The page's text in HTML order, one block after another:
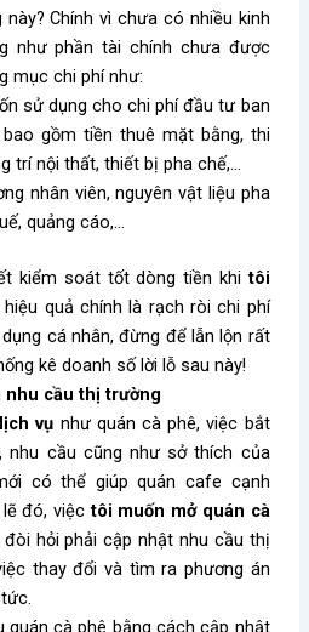
Chính vì chưa có nhiều kinh
như phần tài chính chưa được
mục chi phí như:
sử dụng cho chi phí đầu tư ban
gồm tiền thuê mặt bằng, thi
trí nội thất, thiết bị pha chế,…
nhân viên, nguyên vật liệu pha
quảng cáo,…
kiểm soát tốt dòng tiền khitôi
hiệu quả chính là rạch ròi chi phí
cá nhân, đừng để lẫn lộn rất
kê doanh số lời lỗ sau này!
nhu cầu thị trường
vụ như quán cà phê, việc bắt
nhu cầu cũng như sở thích của
có thể giúp quán cafe cạnh
lẽ đó, việctôi muốn mở quán cà
hỏi phải cập nhật nhu cầu thị
thay đổi và tìm ra phương án
cà phê bằng cách cập nhật